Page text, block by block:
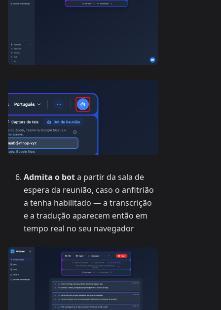
Admita o bota partir da sala de
espera da reunião, caso o anfitrião
a tenha habilitado — a transcrição
e a tradução aparecem então em
tempo real no seu navegador